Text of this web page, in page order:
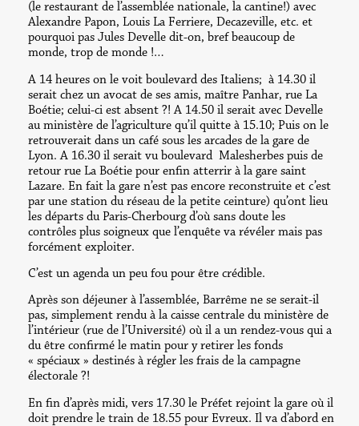
(le restaurant de l’assemblée nationale, la cantine!) avec
Alexandre Papon, Louis La Ferriere, Decazeville, etc. et
pourquoi pas Jules Develle dit-on, bref beaucoup de
monde, trop de monde !…
A 14 heures on le voit boulevard des Italiens; à 14.30 il
serait chez un avocat de ses amis, maître Panhar, rue La
Boétie; celui-ci est absent ?! A 14.50 il serait avec Develle
au ministère de l’agriculture qu’il quitte à 15.10; Puis on le
retrouverait dans un café sous les arcades de la gare de
Lyon. A 16.30 il serait vu boulevard Malesherbes puis de
retour rue La Boétie pour enfin atterrir à la gare saint
Lazare. En fait la gare n’est pas encore reconstruite et c’est
par une station du réseau de la petite ceinture) qu’ont lieu
les départs du Paris-Cherbourg d’où sans doute les
contrôles plus soigneux que l’enquête va révéler mais pas
forcément exploiter.
C’est un agenda un peu fou pour être crédible.
Après son déjeuner à l’assemblée, Barrême ne se serait-il
pas, simplement rendu à la caisse centrale du ministère de
l’intérieur (rue de l’Université) où il a un rendez-vous qui a
du être confirmé le matin pour y retirer les fonds
« spéciaux » destinés à régler les frais de la campagne
électorale ?!
En fin d’après midi, vers 17.30 le Préfet rejoint la gare où il
doit prendre le train de 18.55 pour Evreux. Il va d’abord en